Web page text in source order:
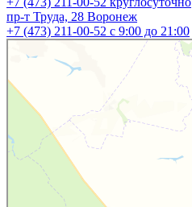
пр-т Труда, 28 Воронеж
+7 (473) 211-00-52 c 9:00 до 21:00